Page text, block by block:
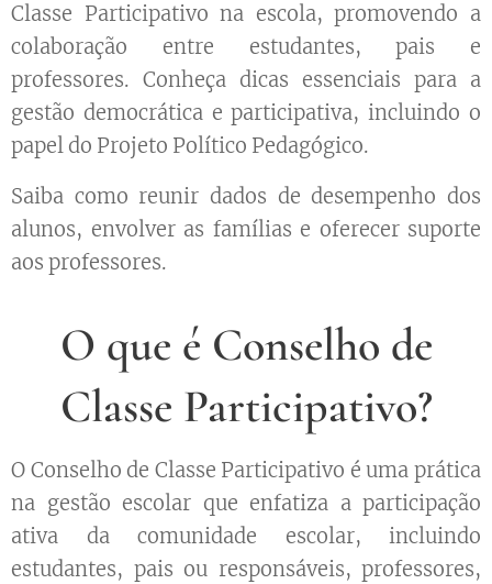
Classe Participativo na escola, promovendo a
colaboração entre estudantes, pais e
professores. Conheça dicas essenciais para a
gestão democrática e participativa, incluindo o
papel do Projeto Político Pedagógico.
Saiba como reunir dados de desempenho dos
alunos, envolver as famílias e oferecer suporte
aos professores.
O que é Conselho de
Classe Participativo?
O Conselho de Classe Participativo é uma prática
na gestão escolar que enfatiza a participação
ativa da comunidade escolar, incluindo
estudantes, pais ou responsáveis, professores,